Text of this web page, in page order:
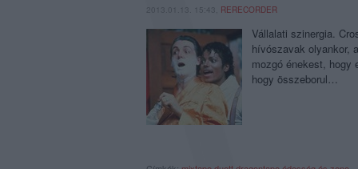
2013.01.13. 15:43, RERECORDER
Vállalati szinergia.
hívószavak olyankor,
mozgó énekest, hogy
hogy összeborul…